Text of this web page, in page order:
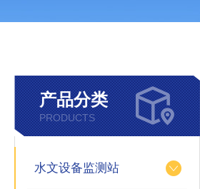
产品分类
PRODUCTS
水文设备监测站